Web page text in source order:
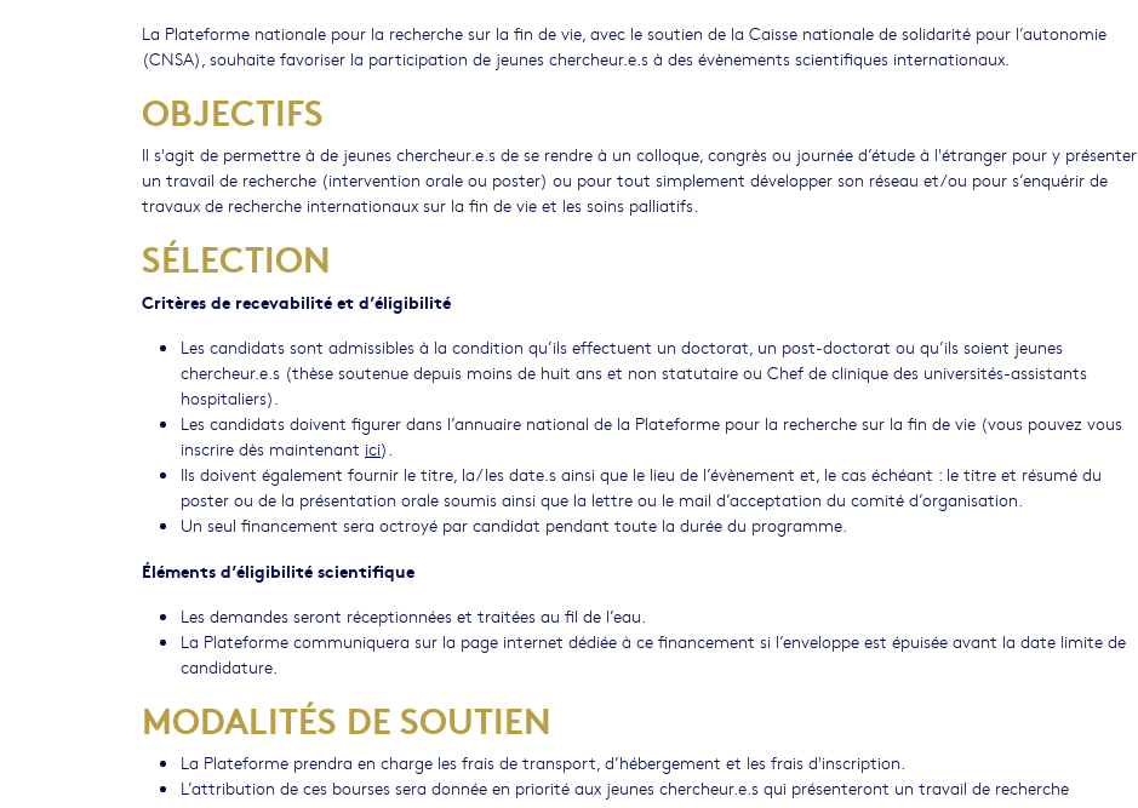
La Plateforme nationale pour la recherche sur la fin de vie, avec le soutien de la Caisse nationale de solidarité pour l’autonomie
(CNSA), souhaite favoriser la participation de jeunes chercheur.e.s à des évènements scientifiques internationaux.
OBJECTIFS
Il s'agit de permettre à de jeunes chercheur.e.s de se rendre à un colloque, congrès ou journée d’étude à l'étranger pour y présenter
un travail de recherche (intervention orale ou poster) ou pour tout simplement développer son réseau et/ou pour s’enquérir de
travaux de recherche internationaux sur la fin de vie et les soins palliatifs.
SÉLECTION
Critères de recevabilité et d’éligibilité
Les candidats sont admissibles à la condition qu’ils effectuent un doctorat, un post-doctorat ou qu’ils soient jeunes
chercheur.e.s (thèse soutenue depuis moins de huit ans et non statutaire ou Chef de clinique des universités-assistants
hospitaliers).
Les candidats doivent figurer dans l’annuaire national de la Plateforme pour la recherche sur la fin de vie (vous pouvez vous
inscrire dès maintenant ici).
Ils doivent également fournir le titre, la/les date.s ainsi que le lieu de l’évènement et, le cas échéant : le titre et résumé du
poster ou de la présentation orale soumis ainsi que la lettre ou le mail d’acceptation du comité d’organisation.
Un seul financement sera octroyé par candidat pendant toute la durée du programme.
Éléments d’éligibilité scientifique
Les demandes seront réceptionnées et traitées au fil de l’eau.
La Plateforme communiquera sur la page internet dédiée à ce financement si l’enveloppe est épuisée avant la date limite de
candidature.
MODALITÉS DE SOUTIEN
La Plateforme prendra en charge les frais de transport, d’hébergement et les frais d'inscription.
L’attribution de ces bourses sera donnée en priorité aux jeunes chercheur.e.s qui présenteront un travail de recherche